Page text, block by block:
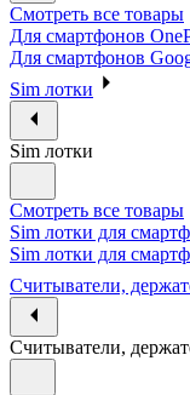
Смотреть все товары
Для смартфонов
Для смартфонов
Sim лотки
Sim лотки
Смотреть все товары
Sim лотки для
Sim лотки для
Считыватели,
Считыватели,